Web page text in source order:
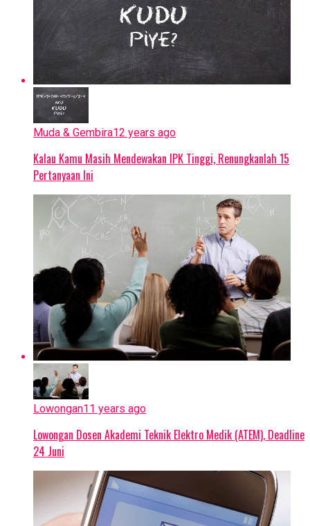
Muda & Gembira12 years ago
Kalau Kamu Masih Mendewakan IPK Tinggi, Renungkanlah 15
Pertanyaan Ini
Lowongan11 years ago
Lowongan Dosen Akademi Teknik Elektro Medik (ATEM), Deadline
24 Juni